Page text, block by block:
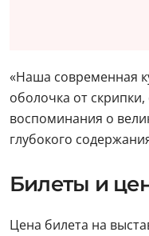
«Наша современная
оболочка от
воспоминания о
глубокого
Билеты и
Цена билета на